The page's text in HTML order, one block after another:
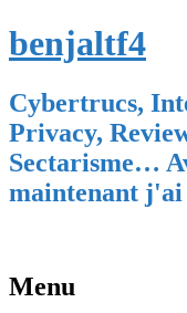
benjaltf4
Cybertrucs,
Privacy,
Sectarisme…
maintenant j'ai
Menu